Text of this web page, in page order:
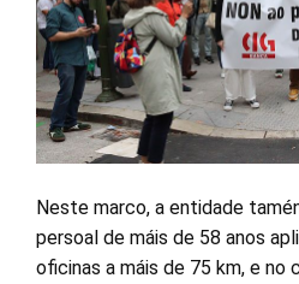
Neste marco, a entidade
persoal de máis de 58 anos
oficinas a máis de 75 km, e no